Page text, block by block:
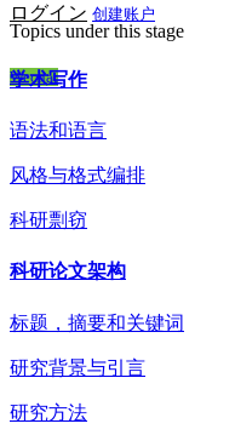
ログイン 创建账户
Wechat
Topics under this stage
学术写作
语法和语言
风格与格式编排
科研剽窃
科研论文架构
标题，摘要和关键词
研究背景与引言
研究方法